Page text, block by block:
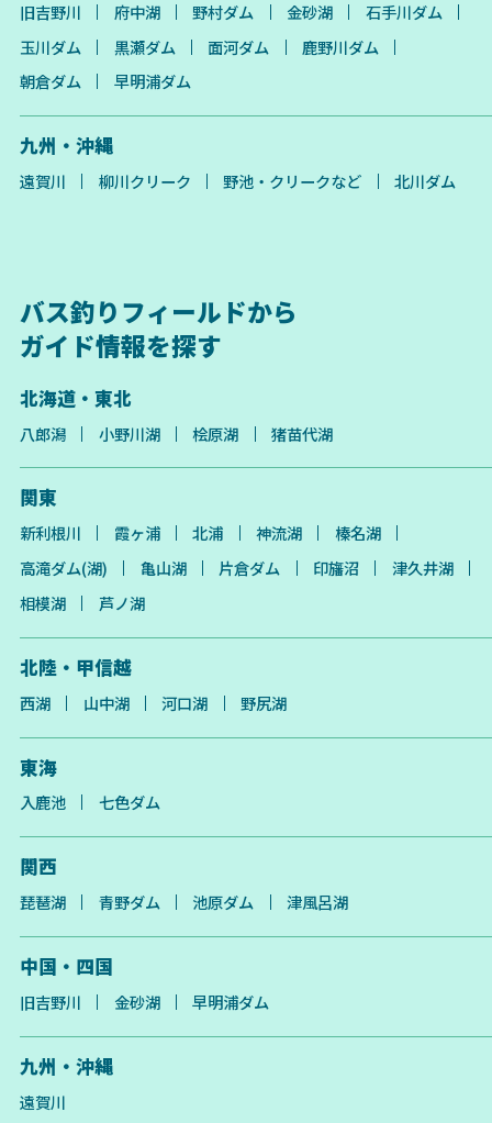
旧吉野川
府中湖 野村ダム 金砂湖
石手川ダム
玉川ダム
黒瀬ダム 面河ダム
鹿野川ダム
朝倉ダム
早明浦ダム
九州・沖縄
遠賀川 柳川クリーク 野池・クリークなど 北川ダム
バス釣りフィールドから
ガイド情報を探す
北海道・東北
八郎潟 小野川湖 桧原湖 猪苗代湖
関東
新利根川 霞ヶ浦 北浦 神流湖
榛名湖
高滝ダム(湖)
亀山湖 片倉ダム 印旛沼
津久井湖
相模湖
芦ノ湖
北陸・甲信越
西湖 山中湖 河口湖 野尻湖
東海
入鹿池 七色ダム
関西
琵琶湖 青野ダム 池原ダム 津風呂湖
中国・四国
旧吉野川 金砂湖 早明浦ダム
九州・沖縄
遠賀川